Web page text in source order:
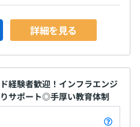
詳細を見る
経験者歓迎！インフラエンジ
サポート◎手厚い教育体制